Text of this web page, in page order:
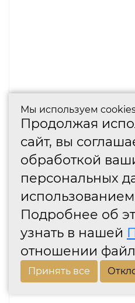
Мы используем
Продолжая
сайт, вы
обработкой
персональных
Подробнее об
узнать в нашей
отношении
Принять все